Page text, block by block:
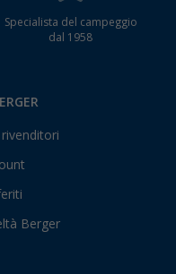
Specialista del campeggio
dal 1958
Berger